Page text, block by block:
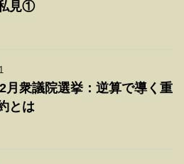
見①
月衆議院選挙：逆算で導く重
とは